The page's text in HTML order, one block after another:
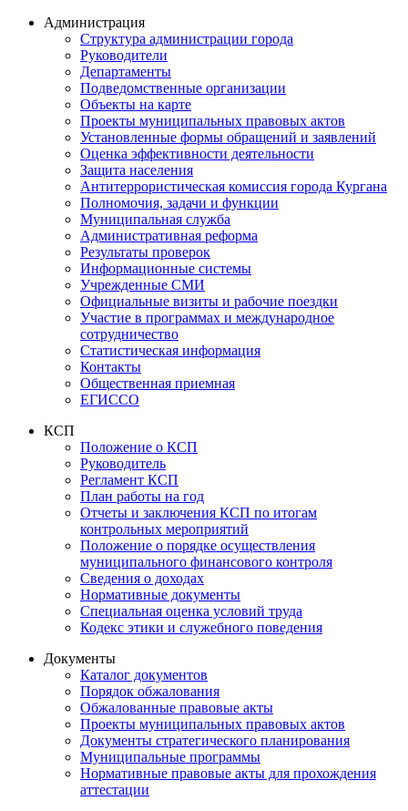
Администрация
Структура администрации города
Руководители
Департаменты
Подведомственные организации
Объекты на карте
Проекты муниципальных правовых актов
Установленные формы обращений и заявлений
Оценка эффективности деятельности
Защита населения
Антитеррористическая комиссия города Кургана
Полномочия, задачи и функции
Муниципальная служба
Административная реформа
Результаты проверок
Информационные системы
Учрежденные СМИ
Официальные визиты и рабочие поездки
Участие в программах и международное
сотрудничество
Статистическая информация
Контакты
Общественная приемная
ЕГИССО
КСП
Положение о КСП
Руководитель
Регламент КСП
План работы на год
Отчеты и заключения КСП по итогам
контрольных мероприятий
Положение о порядке осуществления
муниципального финансового контроля
Сведения о доходах
Нормативные документы
Специальная оценка условий труда
Кодекс этики и служебного поведения
Документы
Каталог документов
Порядок обжалования
Обжалованные правовые акты
Проекты муниципальных правовых актов
Документы стратегического планирования
Муниципальные программы
Нормативные правовые акты для прохождения
аттестации